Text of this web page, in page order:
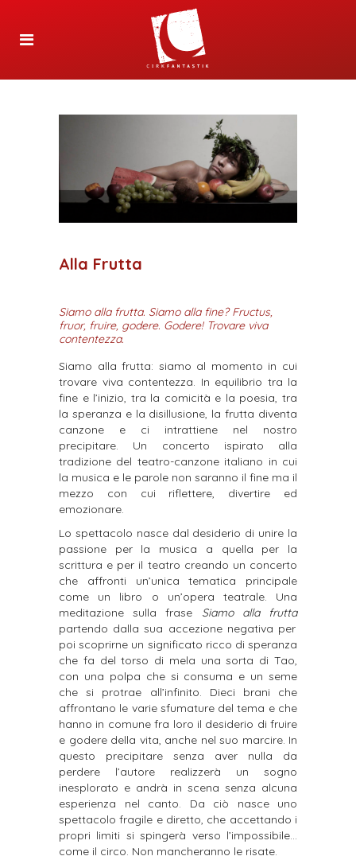
Alla Frutta
Siamo alla frutta. Siamo alla fine? Fructus,
fruor, fruire, godere. Godere! Trovare viva
contentezza.
Siamo alla frutta: siamo al momento in cui
trovare viva contentezza. In equilibrio tra la
fine e l’inizio, tra la comicità e la poesia, tra
la speranza e la disillusione, la frutta diventa
canzone e ci intrattiene nel nostro
precipitare. Un concerto ispirato alla
tradizione del teatro-canzone italiano in cui
la musica e le parole non saranno il fine ma il
mezzo con cui riflettere, divertire ed
emozionare.
Lo spettacolo nasce dal desiderio di unire la
passione per la musica a quella per la
scrittura e per il teatro creando un concerto
che affronti un’unica tematica principale
come un libro o un’opera teatrale. Una
meditazione sulla frase Siamo alla frutta
partendo dalla sua accezione negativa per
poi scoprirne un significato ricco di speranza
che fa del torso di mela una sorta di Tao,
con una polpa che si consuma e un seme
che si protrae all’infinito. Dieci brani che
affrontano le varie sfumature del tema e che
hanno in comune fra loro il desiderio di fruire
e godere della vita, anche nel suo marcire. In
questo precipitare senza aver nulla da
perdere l’autore realizzerà un sogno
inesplorato e andrà in scena senza alcuna
esperienza nel canto. Da ciò nasce uno
spettacolo fragile e diretto, che accettando i
propri limiti si spingerà verso l’impossibile…
come il circo. Non mancheranno le risate.